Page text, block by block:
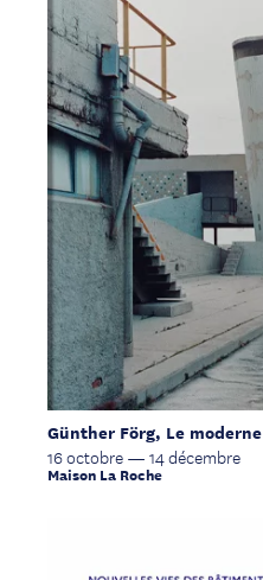
Günther Förg, Le moderne
16 octobre — 14 décembre
Maison La Roche